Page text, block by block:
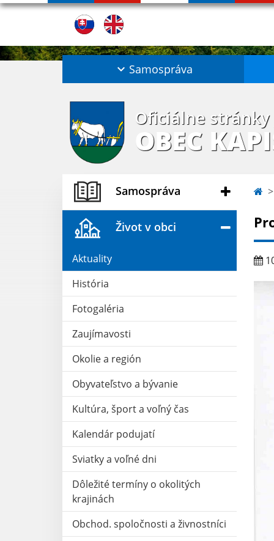
Samospráva
Oficiálne stránky
OBEC
Samospráva
Život v obci
Aktuality
História
Fotogaléria
Zaujímavosti
Okolie a región
Obyvateľstvo a bývanie
Kultúra, šport a voľný čas
Kalendár podujatí
Sviatky a voľné dni
Dôležité termíny o okolitých
krajinách
Obchod. spoločnosti a živnostníci